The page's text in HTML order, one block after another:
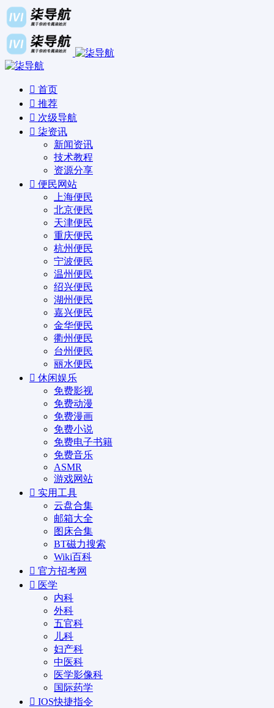
首页
推荐
次级导航
柒资讯
新闻资讯
技术教程
资源分享
便民网站
上海便民
北京便民
天津便民
重庆便民
杭州便民
宁波便民
温州便民
绍兴便民
湖州便民
嘉兴便民
金华便民
衢州便民
台州便民
丽水便民
休闲娱乐
免费影视
免费动漫
免费漫画
免费小说
免费电子书籍
免费音乐
ASMR
游戏网站
实用工具
云盘合集
邮箱大全
图床合集
BT磁力搜索
Wiki百科
官方招考网
医学
内科
外科
五官科
儿科
妇产科
中医科
医学影像科
国际药学
IOS快捷指令